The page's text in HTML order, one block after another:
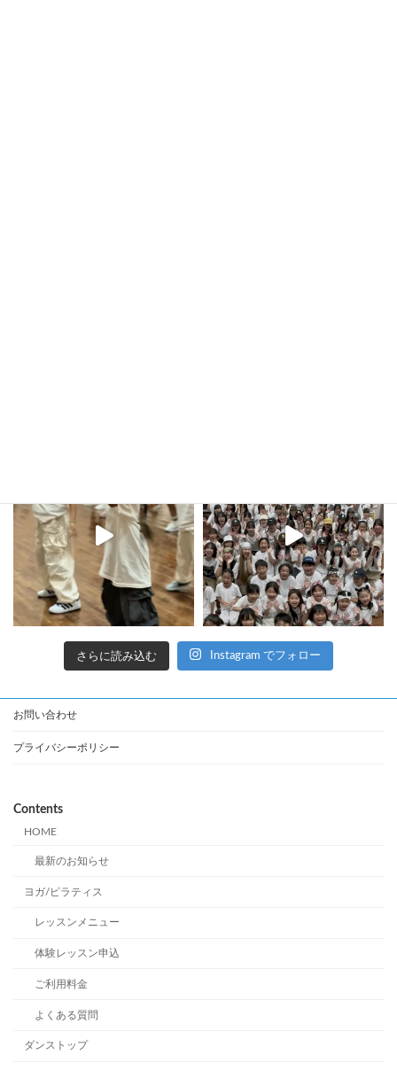
さらに読み込む Instagram でフォロー
お問い合わせ
プライバシーポリシー
Contents
HOME
最新のお知らせ
ヨガ/ピラティス
レッスンメニュー
体験レッスン申込
ご利用料金
よくある質問
ダンストップ